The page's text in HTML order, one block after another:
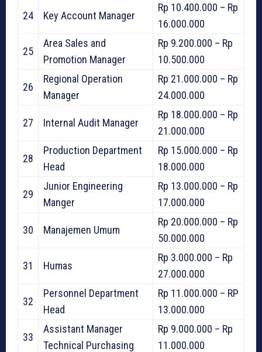
24 Key Account Manager
Rp 10.400.000 – Rp
16.000.000
25
Area Sales and
Promotion Manager
Rp 9.200.000 – Rp
10.500.000
26
Regional Operation
Manager
Rp 21.000.000 – Rp
24.000.000
27 Internal Audit Manager
Rp 18.000.000 – Rp
21.000.000
28
Production Department
Head
Rp 15.000.000 – Rp
18.000.000
29
Junior Engineering
Manger
Rp 13.000.000 – Rp
17.000.000
30 Manajemen Umum
Rp 20.000.000 – Rp
50.000.000
31 Humas
Rp 3.000.000 – Rp
27.000.000
32
Personnel Department
Head
Rp 11.000.000 – RP
13.000.000
33
Assistant Manager
Technical Purchasing
Rp 9.000.000 – Rp
11.000.000